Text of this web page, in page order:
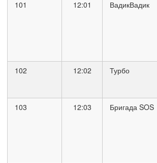
101
12:01 ВадикВадик
102 12:02 Турбо
103 12:03 Бригада SOS